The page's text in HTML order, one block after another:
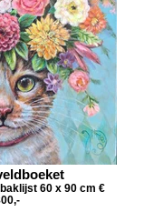
60 x 90 cm €